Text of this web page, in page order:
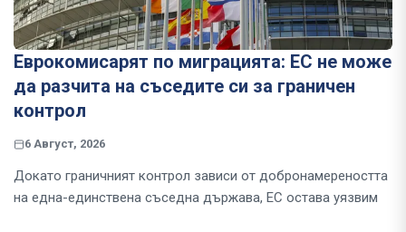
Еврокомисарят по миграцията: ЕС не може
да разчита на съседите си за граничен
контрол
6 Август, 2026
Докато граничният контрол зависи от добронамереността
на една-единствена съседна държава, ЕС остава уязвим